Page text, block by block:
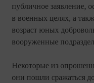
публичное заявление,
в военных целях, а
возраст юных
вооруженные
Некоторые из
они пошли сражаться